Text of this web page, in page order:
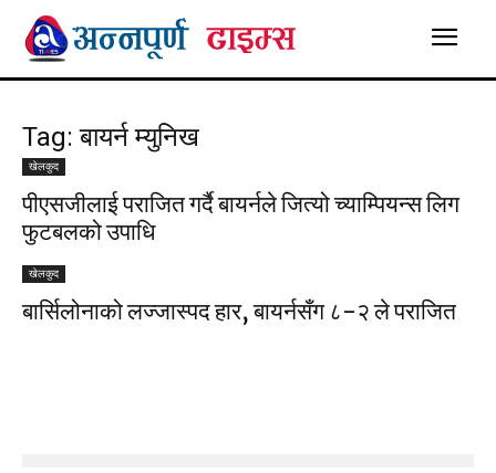
Tag: बायर्न म्युनिख
खेलकुद
पीएसजीलाई पराजित गर्दै बायर्नले जित्यो च्याम्पियन्स लिग
फुटबलको उपाधि
खेलकुद
बार्सिलोनाको लज्जास्पद हार, बायर्नसँग ८-२ ले पराजित